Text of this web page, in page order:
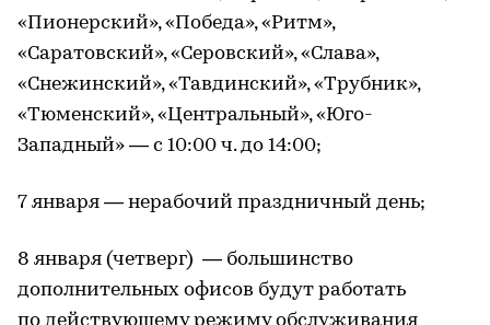
«Пионерский», «Победа», «Ритм»,
«Саратовский», «Серовский», «Слава»,
«Снежинский», «Тавдинский», «Трубник»,
«Тюменский», «Центральный», «Юго-
Западный» — с 10:00 ч. до 14:00;
7 января — нерабочий праздничный день;
8 января (четверг) — большинство
дополнительных офисов будут работать
по действующему режиму обслуживания